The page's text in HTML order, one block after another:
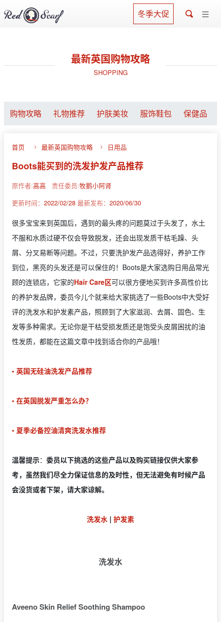
冬季大促
最新英国购物攻略
SHOPPING
购物攻略 礼物推荐 护肤美妆 服饰鞋包 保健品
首页 最新英国购物攻略 日用品
Boots能买到的洗发护发产品推荐
原作者:高高 责任委员:牧鹅小阿肾
更新时间： 2022/02/28 最新发布： 2020/06/30
很多宝宝来到英国后，遇到的最头疼的问题莫过于头发了，水土
不服和水质过硬不仅会导致脱发，还会出现发质干枯毛躁、头
屑、分叉易断等问题。不过，只要洗护发产品选得好，养护工作
到位，黑亮的头发还是可以保住的！Boots是大家选购日用品常光
顾的连锁店，它家的Hair Care区可以很方便地买到许多高性价比
的养护发品牌，委员今儿个就来给大家挑选了一些Boots中大受好
评的洗发水和护发素产品，照顾到了大家滋润、去屑、固色、生
发等多种需求。无论你是干枯受损发质还是饱受头皮屑困扰的油
性发质，都能在这篇文章中找到适合你的产品哦！
• 英国无硅油洗发产品推荐
• 在英国脱发严重怎么办？
• 夏季必备控油清爽洗发水推荐
温馨提示： 委员以下挑选的这些产品以及购买链接仅供大家参
考，虽然我们尽全力保证信息的及时性，但无法避免有时候产品
会没货或者下架，请大家谅解。
洗发水 | 护发素
洗发水
Aveeno Skin Relief Soothing Shampoo